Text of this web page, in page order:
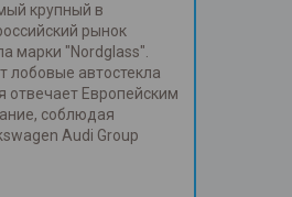
крупный в
рынок
марки "Nordglass".
лобовые автостекла
отвечает Европейским
соблюдая
Audi Group